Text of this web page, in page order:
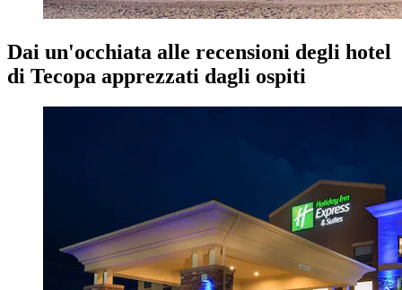
Dai un'occhiata alle recensioni degli hotel
di Tecopa apprezzati dagli ospiti